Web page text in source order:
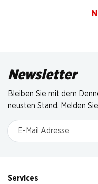
Newsletter
Bleiben Sie mit dem
neusten Stand. Melden
E-Mail Adresse
Services